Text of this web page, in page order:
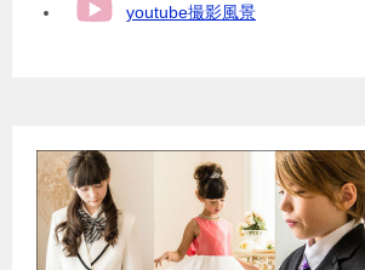
youtube撮影風景